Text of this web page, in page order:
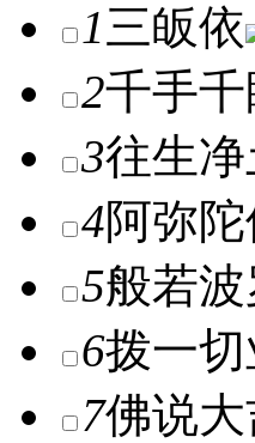
1三皈依
2千手
3往生净
4阿弥
5般若
6拨一
7佛说